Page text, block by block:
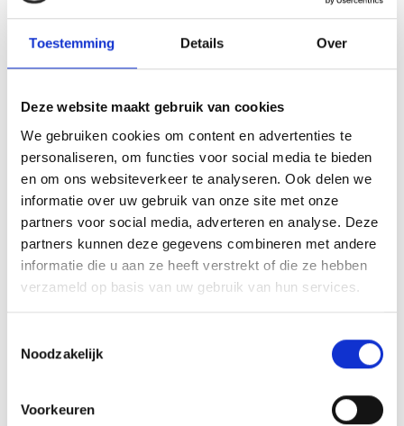
Toestemming Details Over
Deze website maakt gebruik van cookies
We gebruiken cookies om content en advertenties te
personaliseren, om functies voor social media te bieden
en om ons websiteverkeer te analyseren. Ook delen we
informatie over uw gebruik van onze site met onze
partners voor social media, adverteren en analyse. Deze
partners kunnen deze gegevens combineren met andere
informatie die u aan ze heeft verstrekt of die ze hebben
verzameld op basis van uw gebruik van hun services.
Noodzakelijk
Voorkeuren
Opmerkingen